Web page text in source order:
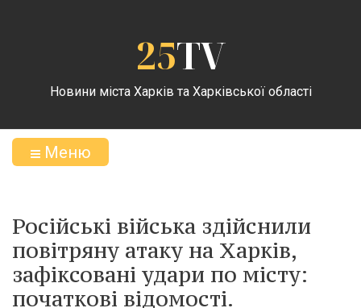
25TV
Новини міста Харків та Харківської області
Меню
Російські війська здійснили
повітряну атаку на Харків,
зафіксовані удари по місту:
початкові відомості.